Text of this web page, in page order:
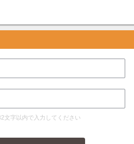
文字以内で入力してください